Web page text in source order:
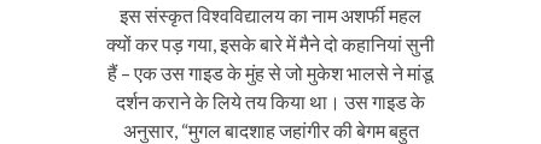
इस संस्कृत विश्वविद्यालय का नाम अशर्फी महल
क्यों कर पड़ गया, इसके बारे में मैने दो कहानियां सुनी
हैं – एक उस गाइड के मुंह से जो मुकेश भालसे ने मांडू
दर्शन कराने के लिये तय किया था। उस गाइड के
अनुसार, “मुगल बादशाह जहांगीर की बेगम बहुत